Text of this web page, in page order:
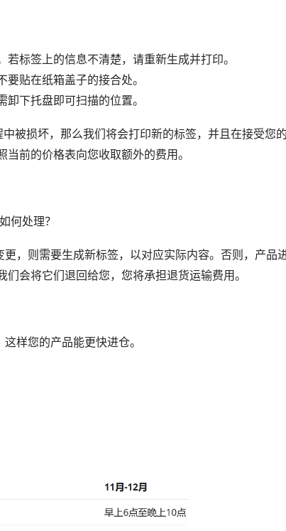
标签上的信息不清楚，请重新生成并打印。
贴在纸箱盖子的接合处。
下托盘即可扫描的位置。
被损坏，那么我们将会打印新的标签，并且在接受您
前的价格表向您收取额外的费用。
何处理？
，则需要生成新标签，以对应实际内容。否则，产品
会将它们退回给您，您将承担退货运输费用。
样您的产品能更快进仓。